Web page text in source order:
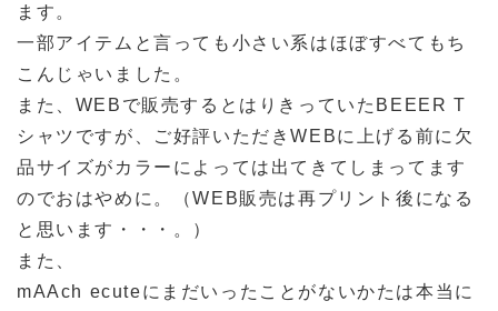
ます。
一部アイテムと言っても小さい系はほぼすべてもち
こんじゃいました。
また、WEBで販売するとはりきっていたBEEER T
シャツですが、ご好評いただきWEBに上げる前に欠
品サイズがカラーによっては出てきてしまってます
のでおはやめに。（WEB販売は再プリント後になる
と思います・・・。）
また、
mAAch ecuteにまだいったことがないかたは本当に